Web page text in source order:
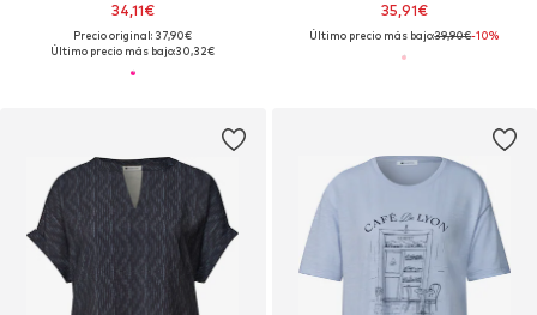
34,11€
Precio original: 37,90€
Último precio más bajo:30,32€
35,91€
Último precio más bajo:39,90€-10%